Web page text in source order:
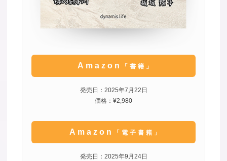
Amazon 「書籍」
発売日：2025年7月22日
価格：¥2,980
Amazon 「電子書籍」
発売日：2025年9月24日